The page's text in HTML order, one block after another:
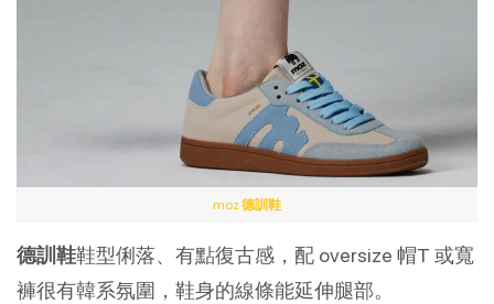
moz 德訓鞋
德訓鞋鞋型俐落、有點復古感，配 oversize 帽T 或寬
褲很有韓系氛圍，鞋身的線條能延伸腿部。